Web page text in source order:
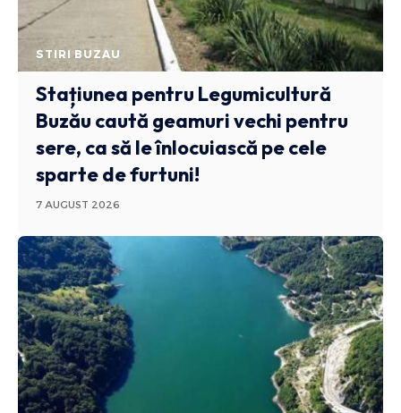
STIRI BUZAU
Stațiunea pentru Legumicultură
Buzău caută geamuri vechi pentru
sere, ca să le înlocuiască pe cele
sparte de furtuni!
7 AUGUST 2026